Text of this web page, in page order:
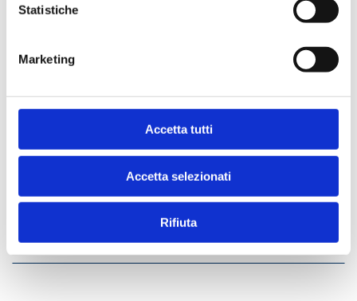
Statistiche
Marketing
Accetta tutti
Accetta selezionati
Rifiuta
Presentazione
Indice